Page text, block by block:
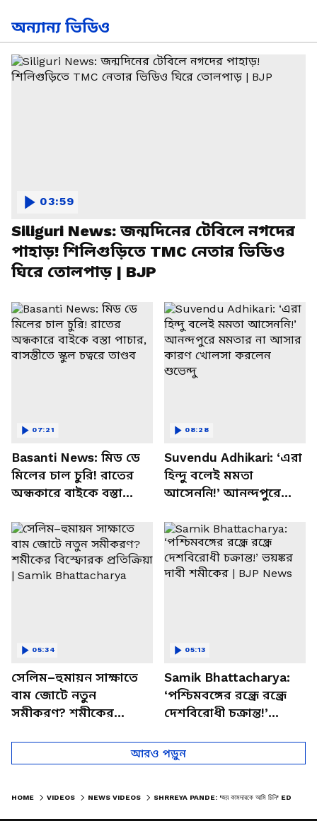
অন্যান্য ভিডিও
Siliguri News: জন্মদিনের টেবিলে নগদের
পাহাড়! শিলিগুড়িতে TMC নেতার ভিডিও
ঘিরে তোলপাড় | BJP
03:59
Basanti News: মিড ডে
মিলের চাল চুরি! রাতের
অন্ধকারে বাইকে বস্তা
চত্বরে তাণ্ডব
07:21
Suvendu Adhikari: ‘এরা
হিন্দু বলেই মমতা
আসেননি!’ আনন্দপুরে
খোলসা করলেন শুভেন্দু
08:28
সেলিম–হুমায়ন সাক্ষাতে
বাম জোটে নতুন
সমীকরণ? শমীকের
Samik Bhattacharya
05:34
Samik Bhattacharya:
‘পশ্চিমবঙ্গের রন্ধ্রে রন্ধ্রে
দেশবিরোধী চক্রান্ত!’
BJP News
05:13
আরও পড়ুন
HOME VIDEOS NEWS VIDEOS